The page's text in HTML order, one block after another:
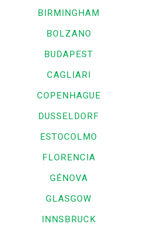
BIRMINGHAM
BOLZANO
BUDAPEST
CAGLIARI
COPENHAGUE
DUSSELDORF
ESTOCOLMO
FLORENCIA
GÉNOVA
GLASGOW
INNSBRUCK